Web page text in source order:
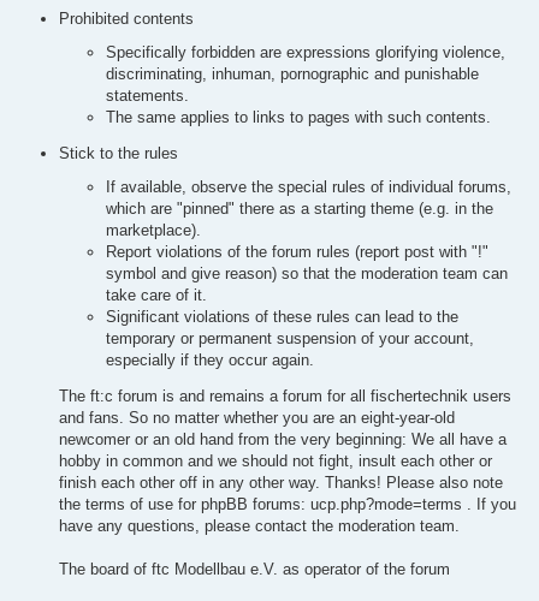
Prohibited contents
Specifically forbidden are expressions glorifying violence,
discriminating, inhuman, pornographic and punishable
statements.
The same applies to links to pages with such contents.
Stick to the rules
If available, observe the special rules of individual forums,
which are "pinned" there as a starting theme (e.g. in the
marketplace).
Report violations of the forum rules (report post with "!"
symbol and give reason) so that the moderation team can
take care of it.
Significant violations of these rules can lead to the
temporary or permanent suspension of your account,
especially if they occur again.
The ft:c forum is and remains a forum for all fischertechnik users
and fans. So no matter whether you are an eight-year-old
newcomer or an old hand from the very beginning: We all have a
hobby in common and we should not fight, insult each other or
finish each other off in any other way. Thanks! Please also note
the terms of use for phpBB forums: ucp.php?mode=terms . If you
have any questions, please contact the moderation team.
The board of ftc Modellbau e.V. as operator of the forum